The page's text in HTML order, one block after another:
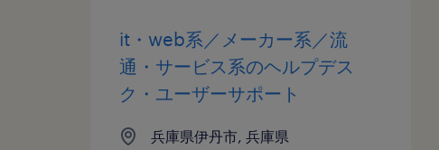
it・web系／メーカー系／流
通・サービス系のヘルプデス
ク・ユーザーサポート
兵庫県伊丹市, 兵庫県